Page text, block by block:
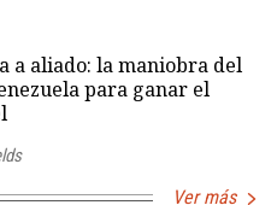
a aliado: la maniobra del
para ganar el
Ver más